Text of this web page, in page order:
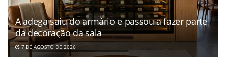
A adega saiu do armário e passou a fazer parte
da decoração da sala
7 DE AGOSTO DE 2026